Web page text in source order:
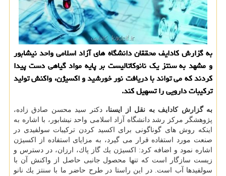
به گزارش كادایف محققان دانشگاه های آزاد اسلامی واحد نیشابور
و مشهد به سنتز یك نانوكاتالیست بر پایه مواد گیاهی دست پیدا
كردند كه می تواند با دریافت نور خورشید و اكسیژن، واكنش تولید
تركیبات دارویی را تسهیل كند.
به گزارش كادایف به نقل از ایسنا،دكتر سید محسن صادق زاده،
پژوهشگر مركز رشد دانشگاه آزاد اسلامی واحد نیشابور، با اشاره به
اینكه روش های گوناگونی برای اكسید كردن تركیبات سولفیدی در
صنعت مورد استفاده قرار می گیرد، به مزایای استفاده از اكسیژن
اشاره نمود و اضافه كرد: اكسیژن یك گاز پاك، ارزان، در دسترس و
زیست سازگار است كه تنها محصول جانبی حاصل از واكنش آن با
سولفیدها آب است. در این راستا در طرح حاضر ما با سنتز یك نانو